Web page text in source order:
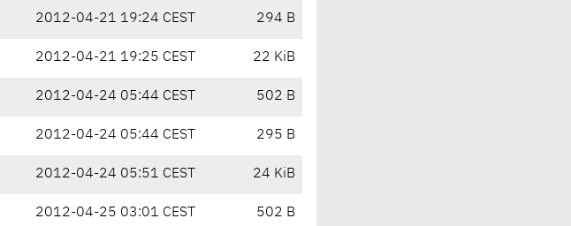
2012-04-21 19:24 CEST 294 B
2012-04-21 19:25 CEST 22 KiB
2012-04-24 05:44 CEST 502 B
2012-04-24 05:44 CEST 295 B
2012-04-24 05:51 CEST 24 KiB
2012-04-25 03:01 CEST 502 B